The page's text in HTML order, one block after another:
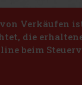
die
beim